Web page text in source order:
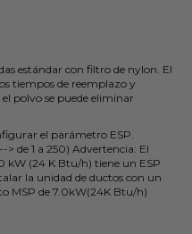
estándar con filtro de nylon. El
tiempos de reemplazo y
polvo se puede eliminar
el parámetro ESP.
de 1 a 250) Advertencia: El
kW (24 K Btu/h) tiene un ESP
la unidad de ductos con un
MSP de 7.0kW(24K Btu/h)